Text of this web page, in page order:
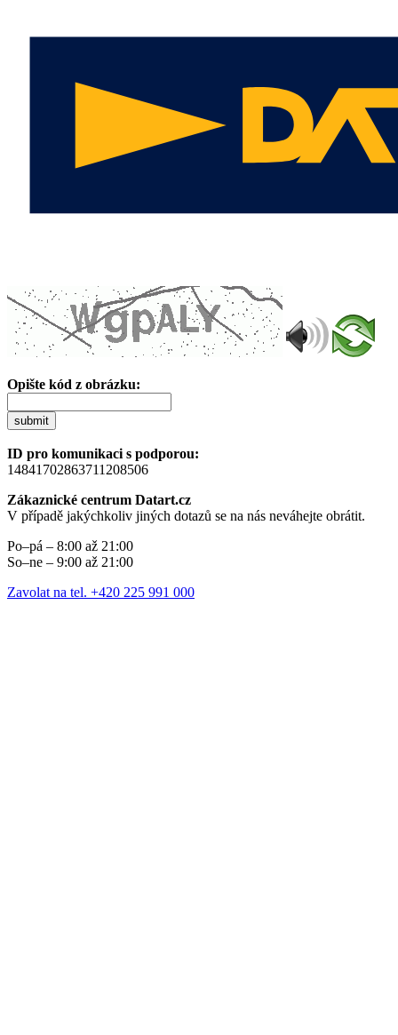
Opište kód z obrázku:
submit
ID pro komunikaci s podporou:
14841702863711208506
Zákaznické centrum Datart.cz
V případě jakýchkoliv jiných dotazů se na nás neváhejte obrátit.
Po–pá – 8:00 až 21:00
So–ne – 9:00 až 21:00
Zavolat na tel. +420 225 991 000